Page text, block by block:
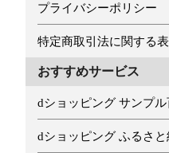
プライバシーポリシー
特定商取引法に関する
おすすめサービス
dショッピング サンプ
dショッピング ふるさ